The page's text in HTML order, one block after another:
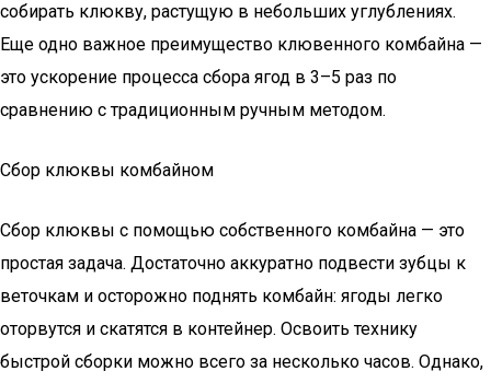
собирать клюкву, растущую в небольших углублениях.
Еще одно важное преимущество клювенного комбайна —
это ускорение процесса сбора ягод в 3–5 раз по
сравнению с традиционным ручным методом.
Сбор клюквы комбайном
Сбор клюквы с помощью собственного комбайна — это
простая задача. Достаточно аккуратно подвести зубцы к
веточкам и осторожно поднять комбайн: ягоды легко
оторвутся и скатятся в контейнер. Освоить технику
быстрой сборки можно всего за несколько часов. Однако,